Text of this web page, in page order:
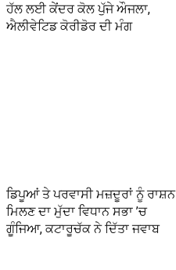
ਹੱਲ ਲਈ ਕੇਂਦਰ ਕੋਲ ਪੁੱਜੇ ਔਜਲਾ,
ਐਲੀਵੇਟਿਡ ਕੋਰੀਡੋਰ ਦੀ ਮੰਗ
ਡਿਪੂਆਂ ਤੇ ਪਰਵਾਸੀ ਮਜ਼ਦੂਰਾਂ ਨੂੰ ਰਾਸ਼ਨ
ਮਿਲਣ ਦਾ ਮੁੱਦਾ ਵਿਧਾਨ ਸਭਾ ’ਚ
ਗੂੰਜਿਆ, ਕਟਾਰੂਚੱਕ ਨੇ ਦਿੱਤਾ ਜਵਾਬ